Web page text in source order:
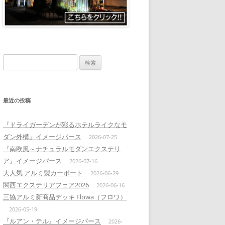
索:
最近の投稿
『ドライガーデンが彩るホテルライクなモ
ダン外構』イメージパース
2026-07-25
『南欧風～ナチュラルモダンエクステリ
ア』イメージパース
2026-07-16
大人気 アルミ製カーポート 2026-06-29
関西エクステリアフェア2026 2026-06-16
三協アルミ新商品デッキ Flowa（フロワ）
2026-05-19
『ルアン・テル』イメージパース 2026-